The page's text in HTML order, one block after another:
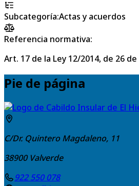
Subcategoría:Actas y acuerdos
Referencia normativa:
Art. 17 de la Ley 12/2014, de 26
Pie de página
C/Dr. Quintero Magdaleno, 11
38900 Valverde
922 550 078